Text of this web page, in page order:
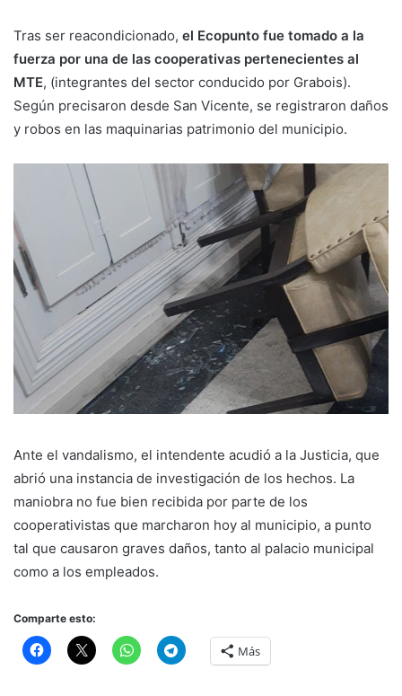
Tras ser reacondicionado, el Ecopunto fue tomado a la
fuerza por una de las cooperativas pertenecientes al
MTE, (integrantes del sector conducido por Grabois).
Según precisaron desde San Vicente, se registraron daños
y robos en las maquinarias patrimonio del municipio.
Ante el vandalismo, el intendente acudió a la Justicia, que
abrió una instancia de investigación de los hechos. La
maniobra no fue bien recibida por parte de los
cooperativistas que marcharon hoy al municipio, a punto
tal que causaron graves daños, tanto al palacio municipal
como a los empleados.
Comparte esto:
Más